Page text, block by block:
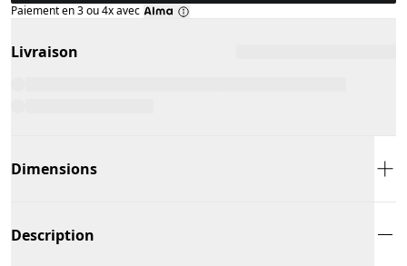
Paiement en 3 ou 4x avec
Livraison
Dimensions
Description